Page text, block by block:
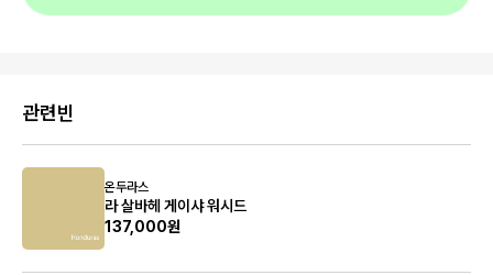
관련빈
온두라스
라 살바헤 게이샤 워시드
137,000원